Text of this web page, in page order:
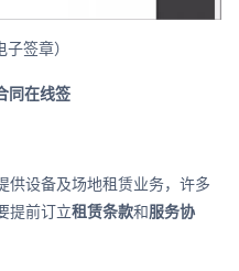
子签章）
同在线签
供设备及场地租赁业务，许多
提前订立租赁条款和服务协